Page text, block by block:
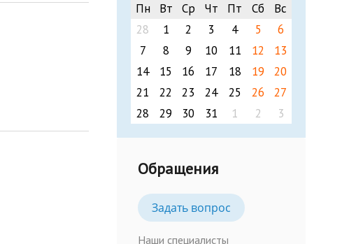
Пн Вт Ср Чт Пт Сб
Вс
28
1 2 3 4 5
6
7
8 9 10 11 12
13
14
15 16 17 18 19
20
21
22 23 24 25 26
27
28
29 30 31 1 2 3
Обращения
Задать вопрос
Наши специалисты